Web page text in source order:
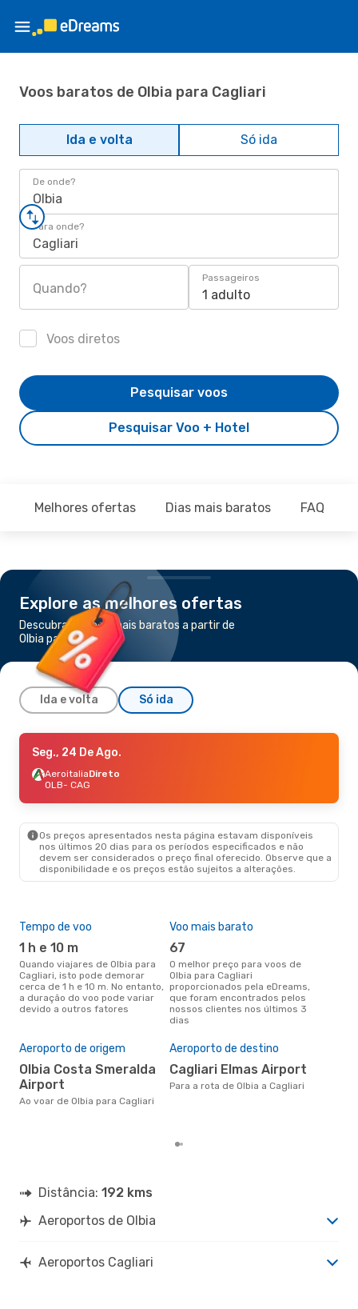
Voos baratos de Olbia para Cagliari
Ida e volta Só ida
De onde?
Olbia
Para onde?
Cagliari
Quando?
Passageiros
1 adulto
Voos diretos
Pesquisar Voo + Hotel
Pesquisar voos
Melhores ofertas Dias mais baratos FAQ
Explore as melhores ofertas
Descubra os voos mais baratos a partir de
Olbia para Cagliari
Ida e volta Só ida
Seg., 24 De Ago.
AeroitaliaDireto
OLB- CAG
CAG- OLB
Seg., 24 De Ago.
AeroitaliaDireto
OLB- CAG
Os preços apresentados nesta página estavam disponíveis
nos últimos 20 dias para os períodos especificados e não
devem ser considerados o preço final oferecido. Observe que a
disponibilidade e os preços estão sujeitos a alterações.
Tempo de voo
1 h e 10 m
Quando viajares de Olbia para
Cagliari, isto pode demorar
cerca de 1 h e 10 m. No entanto,
a duração do voo pode variar
devido a outros fatores
Voo mais barato
67
O melhor preço para voos de
Olbia para Cagliari
proporcionados pela eDreams,
que foram encontrados pelos
nossos clientes nos últimos 3
dias
Aeroporto de origem
Olbia Costa Smeralda
Airport
Ao voar de Olbia para Cagliari
Aeroporto de destino
Cagliari Elmas Airport
Para a rota de Olbia a Cagliari
Distância: 192 kms
Aeroportos de Olbia
Aeroportos Cagliari